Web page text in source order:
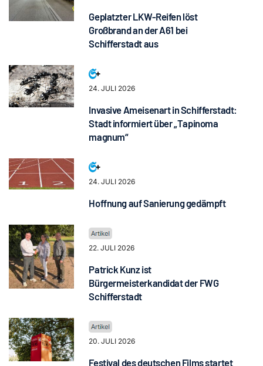
Geplatzter LKW-Reifen löst
Großbrand an der A61 bei
Schifferstadt aus
24. JULI 2026
Invasive Ameisenart in Schifferstadt:
Stadt informiert über „Tapinoma
magnum“
24. JULI 2026
Hoffnung auf Sanierung gedämpft
22. JULI 2026
Patrick Kunz ist
Bürgermeisterkandidat der FWG
Schifferstadt
20. JULI 2026
Festival des deutschen Films startet